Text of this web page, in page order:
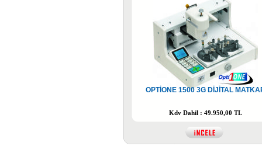
OPTİONE 1500 3G DİJİTAL
Kdv Dahil : 49.950,00 TL